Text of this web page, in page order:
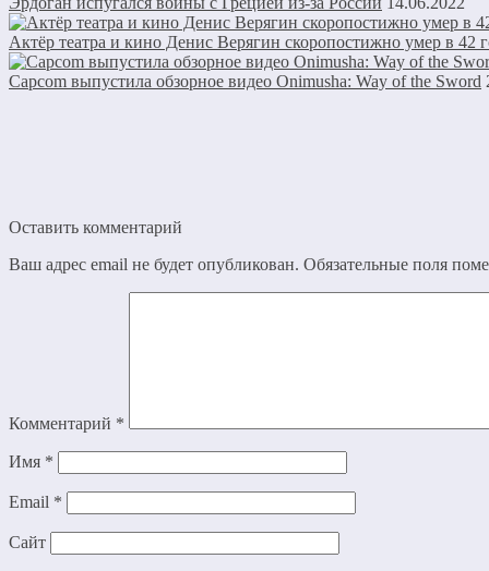
Актёр театра и кино Денис Верягин скоропостижно умер в 42
Capcom выпустила обзорное видео Onimusha: Way of the Sword
Оставить комментарий
Ваш адрес email не будет опубликован. Обязательные поля
Комментарий *
Имя *
Email *
Сайт